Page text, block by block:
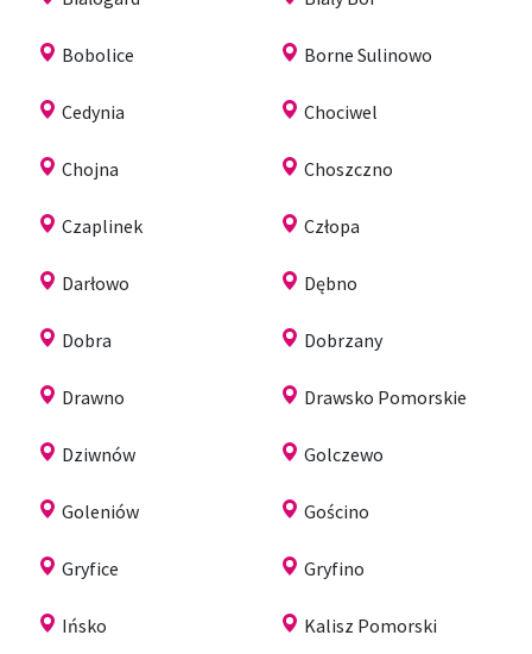
Bobolice Borne Sulinowo
Cedynia Chociwel
Chojna Choszczno
Czaplinek Człopa
Darłowo Dębno
Dobra Dobrzany
Drawno Drawsko Pomorskie
Dziwnów Golczewo
Goleniów Gościno
Gryfice Gryfino
Ińsko Kalisz Pomorski